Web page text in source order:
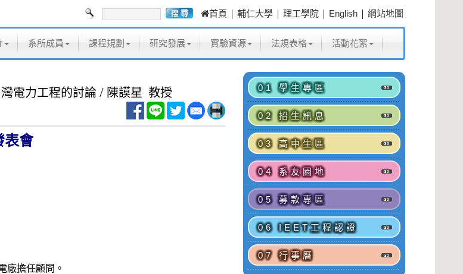
首頁 | 輔仁大學 | 理工學院 | English | 網站地圖
系所成員 課程規劃 研究發展 實驗資源 法規表格 活動花絮
電力工程的討論 / 陳謨星 教授
表會
廠擔任顧問 。
01 學生專區
02 招生訊息
03 高中生區
04 系友園地
05 募款專區
06 IEET工程認證
07 行事曆